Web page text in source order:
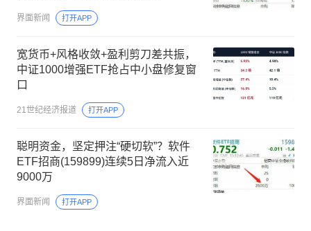
界面新闻 打开APP
宽货币+风格收敛+盈利剪刀差共振，
中证1000增强ETF抢占中小盘修复窗
口
21世纪经济报道 打开APP
聪明资金，坚定押注“硬切软”？软件
ETF招商(159899)连续5日净流入近
9000万
界面新闻 打开APP